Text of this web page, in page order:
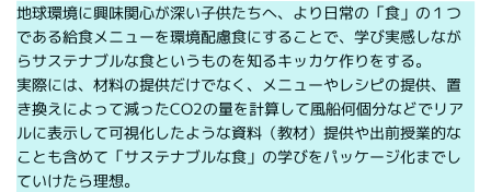
地球環境に興味関心が深い子供たちへ、より日常の「食」の１つ
である給食メニューを環境配慮食にすることで、学び実感しなが
らサステナブルな食というものを知るキッカケ作りをする。
実際には、材料の提供だけでなく、メニューやレシピの提供、置
き換えによって減ったCO2の量を計算して風船何個分などでリア
ルに表示して可視化したような資料（教材）提供や出前授業的な
ことも含めて「サステナブルな食」の学びをパッケージ化までし
ていけたら理想。